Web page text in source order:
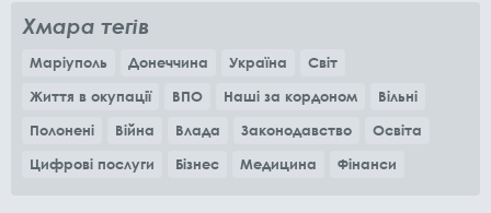
Хмара тегів
Маріуполь Донеччина Україна
Світ
Життя в окупації
ВПО Наші за кордоном
Вільні
Полонені
Війна Влада Законодавство
Освіта
Цифрові послуги
Бізнес Медицина Фінанси